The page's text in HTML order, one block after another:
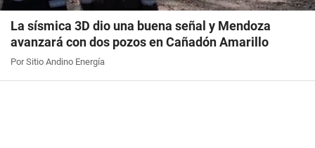
La sísmica 3D dio una buena señal y Mendoza
avanzará con dos pozos en Cañadón Amarillo
Por Sitio Andino Energía